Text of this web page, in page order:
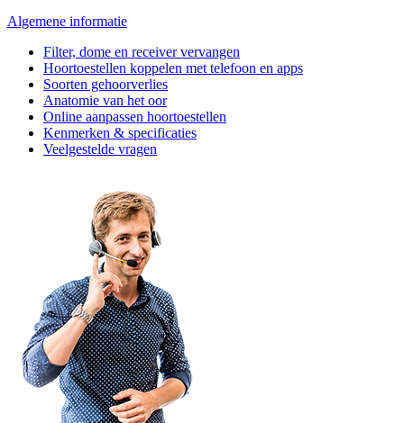
Algemene informatie
Filter, dome en receiver vervangen
Hoortoestellen koppelen met telefoon en apps
Soorten gehoorverlies
Anatomie van het oor
Online aanpassen hoortoestellen
Kenmerken & specificaties
Veelgestelde vragen